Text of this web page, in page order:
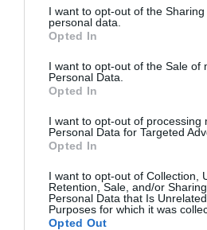
I want to opt-out of the
personal data.
Opted In
I want to opt-out of the Sale of
Personal Data.
Opted In
I want to opt-out of processing
Personal Data for Targeted
Opted In
I want to opt-out of Collection,
Retention, Sale, and/or
Personal Data that Is
Purposes for which it was
Opted Out
Этот отель предлагает СПЕЦИАЛЬНЫЕ
Hotel Pigalle
Hotel
0 Отзывы